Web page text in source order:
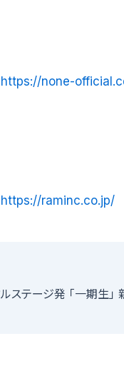
https://none-
https://raminc.co.jp/